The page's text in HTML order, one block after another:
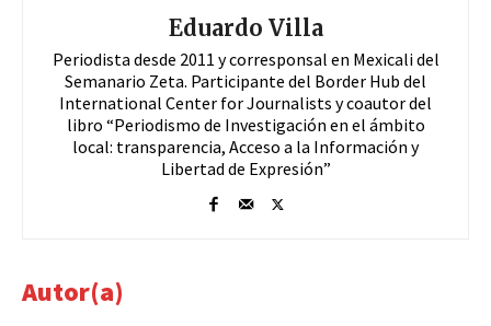
Eduardo Villa
Periodista desde 2011 y corresponsal en Mexicali del
Semanario Zeta. Participante del Border Hub del
International Center for Journalists y coautor del
libro “Periodismo de Investigación en el ámbito
local: transparencia, Acceso a la Información y
Libertad de Expresión”
Autor(a)